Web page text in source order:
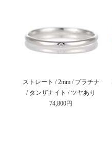
ストレート / 2mm / プラチナ
/ タンザナイト / ツヤあり
74,800円